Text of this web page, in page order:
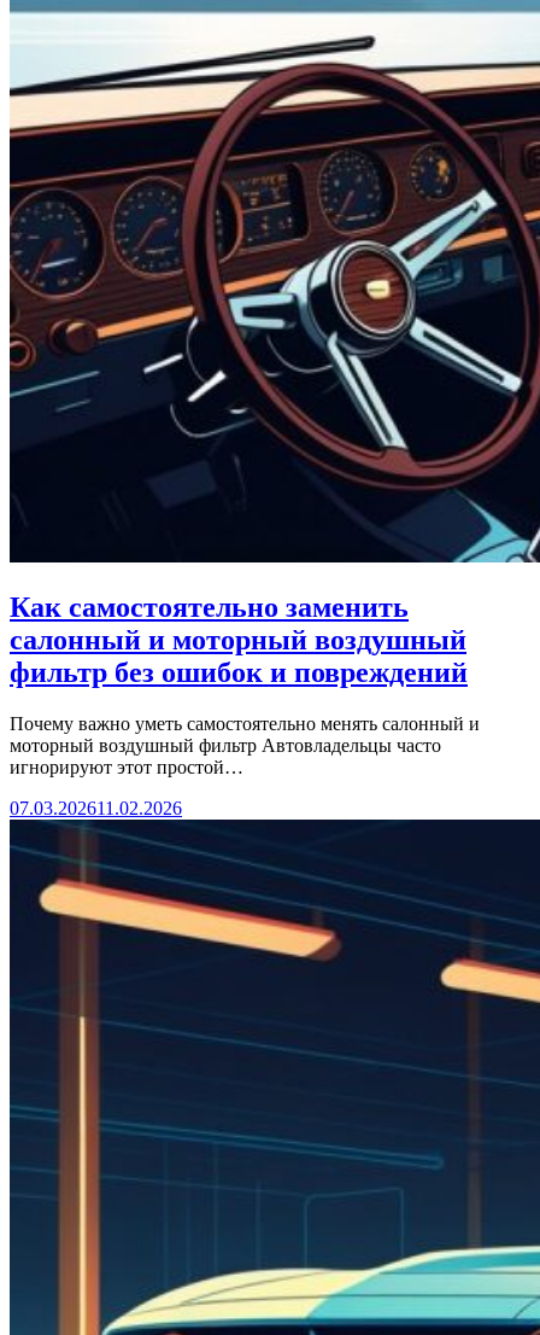
Как самостоятельно заменить
салонный и моторный воздушный
фильтр без ошибок и повреждений
Почему важно уметь самостоятельно менять салонный и
моторный воздушный фильтр Автовладельцы часто
игнорируют этот простой…
07.03.202611.02.2026